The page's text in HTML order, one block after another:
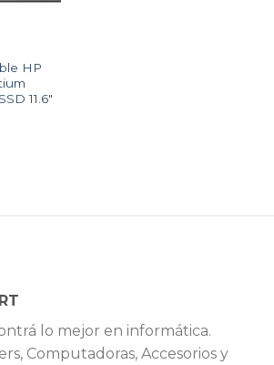
HP
11.6″
lo mejor en informática.
Computadoras, Accesorios y